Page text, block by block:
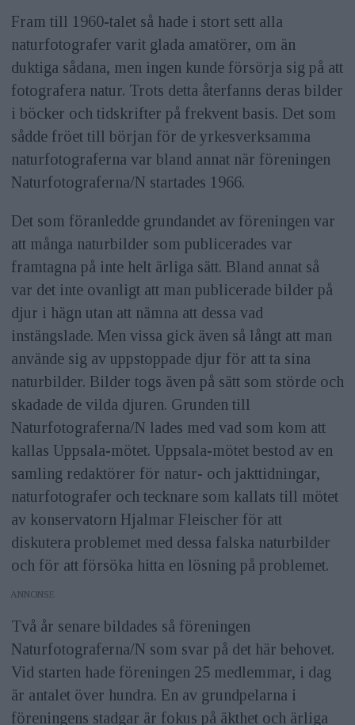
Fram till 1960-talet så hade i stort sett alla
naturfotografer varit glada amatörer, om än
duktiga sådana, men ingen kunde försörja sig på att
fotografera natur. Trots detta återfanns deras bilder
i böcker och tidskrifter på frekvent basis. Det som
sådde fröet till början för de yrkesverksamma
naturfotograferna var bland annat när föreningen
Naturfotograferna/N startades 1966.
Det som föranledde grundandet av föreningen var
att många naturbilder som publicerades var
framtagna på inte helt ärliga sätt. Bland annat så
var det inte ovanligt att man publicerade bilder på
djur i hägn utan att nämna att dessa vad
instängslade. Men vissa gick även så långt att man
använde sig av uppstoppade djur för att ta sina
naturbilder. Bilder togs även på sätt som störde och
skadade de vilda djuren. Grunden till
Naturfotograferna/N lades med vad som kom att
kallas Uppsala-mötet. Uppsala-mötet bestod av en
samling redaktörer för natur- och jakttidningar,
naturfotografer och tecknare som kallats till mötet
av konservatorn Hjalmar Fleischer för att
diskutera problemet med dessa falska naturbilder
och för att försöka hitta en lösning på problemet.
ANNONS
Två år senare bildades så föreningen
Naturfotograferna/N som svar på det här behovet.
Vid starten hade föreningen 25 medlemmar, i dag
är antalet över hundra. En av grundpelarna i
föreningens stadgar är fokus på äkthet och ärliga